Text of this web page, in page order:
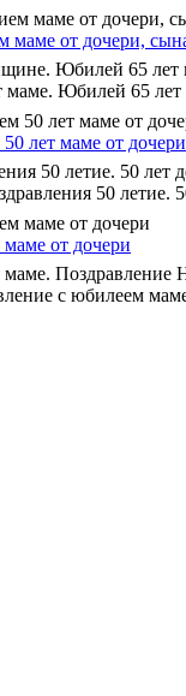
маме от дочери,
Юбилей 65
Юбилей 65 лет
лет маме от дочери
50 летие. 50
50 летие.
от дочери
Поздравление
с юбилеем